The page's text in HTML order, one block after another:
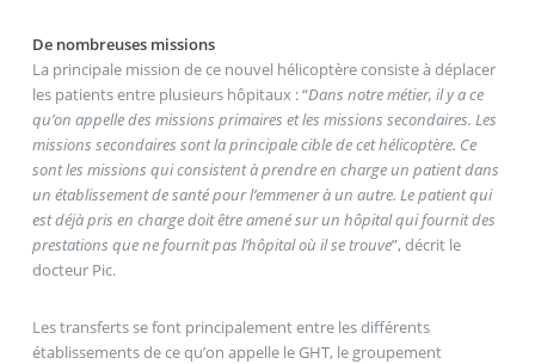
De nombreuses missions
La principale mission de ce nouvel hélicoptère consiste à déplacer
les patients entre plusieurs hôpitaux : “Dans notre métier, il y a ce
qu’on appelle des missions primaires et les missions secondaires. Les
missions secondaires sont la principale cible de cet hélicoptère. Ce
sont les missions qui consistent à prendre en charge un patient dans
un établissement de santé pour l’emmener à un autre. Le patient qui
est déjà pris en charge doit être amené sur un hôpital qui fournit des
prestations que ne fournit pas l’hôpital où il se trouve”, décrit le
docteur Pic.
Les transferts se font principalement entre les différents
établissements de ce qu’on appelle le GHT, le groupement